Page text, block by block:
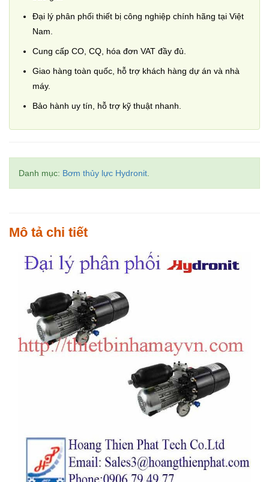
Đại lý phân phối thiết bị công nghiệp chính hãng tại Việt
Nam.
Cung cấp CO, CQ, hóa đơn VAT đầy đủ.
Giao hàng toàn quốc, hỗ trợ khách hàng dự án và nhà
máy.
Bảo hành uy tín, hỗ trợ kỹ thuật nhanh.
Danh mục: Bơm thủy lực Hydronit
Mô tả chi tiết